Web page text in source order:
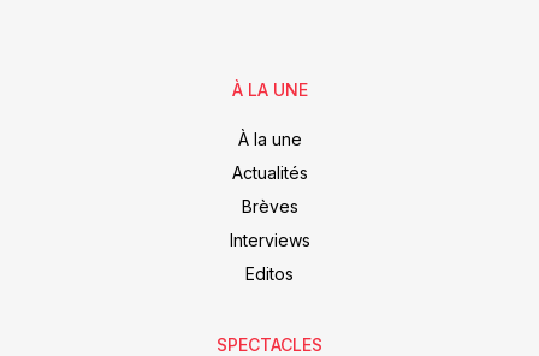
À LA UNE
À la une
Actualités
Brèves
Interviews
Editos
SPECTACLES